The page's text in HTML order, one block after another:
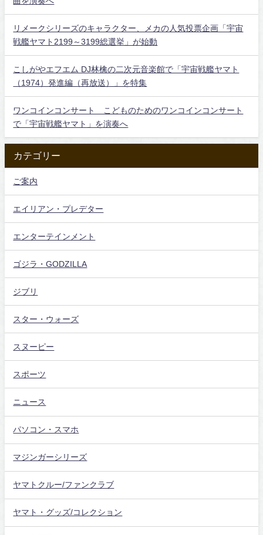
リメークシリーズのキャラクター、メカの人気投票企画「宇宙
戦艦ヤマト2199～3199総選挙」が始動
こしがやエフエム DJ林檎の二次元音楽館で「宇宙戦艦ヤマト
（1974）発進編（再放送）」を特集
ワンコインコンサート こどものためのワンコインコンサート
で「宇宙戦艦ヤマト」を演奏へ
カテゴリー
ご案内
エイリアン・プレデター
エンターテインメント
ゴジラ・GODZILLA
ジブリ
スター・ウォーズ
スヌーピー
スポーツ
ニュース
パソコン・スマホ
マジンガーシリーズ
ヤマトクルー/ファンクラブ
ヤマト・グッズ/コレクション